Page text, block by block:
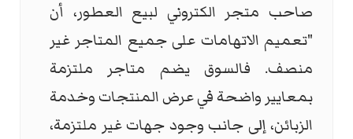
صاحب متجر الكتروني لبيع العطور، أن
"تعميم الاتهامات على جميع المتاجر غير
منصف. فالسوق يضم متاجر ملتزمة
بمعايير واضحة في عرض المنتجات وخدمة
الزبائن، إلى جانب وجود جهات غير ملتزمة،